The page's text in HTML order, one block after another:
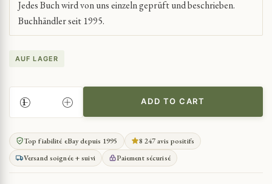
Jedes Buch wird von uns einzeln geprüft und beschrieben.
Buchhändler seit 1995.
AUF LAGER
RAVEL
DURCH
DIE
AUGEN
SEINER
VERTRAUTEN
ADD TO CART
Top fiabilité eBay depuis 1995
8 247 avis positifs
Versand soignée + suivi
Paiement sécurisé